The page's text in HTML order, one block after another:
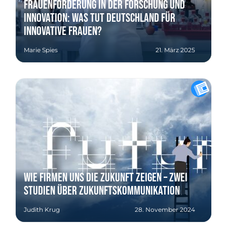
Frauenförderung in der Forschung und
Innovation: Was tut Deutschland für
innovative Frauen?
Marie Spies 21. März 2025
Wie Firmen uns die Zukunft zeigen – zwei
Studien über Zukunftskommunikation
Judith Krug 28. November 2024